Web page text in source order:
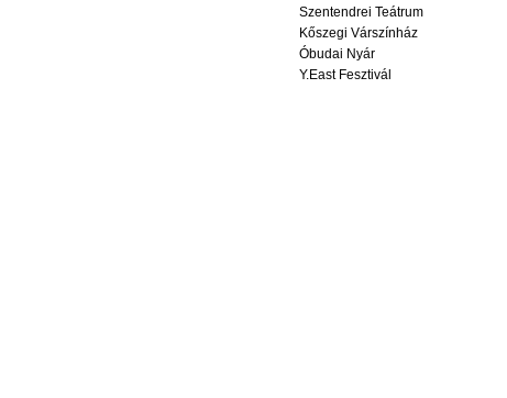
Szentendrei Teátrum
Kőszegi Várszínház
Óbudai Nyár
Y.East Fesztivál